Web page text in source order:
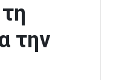
την